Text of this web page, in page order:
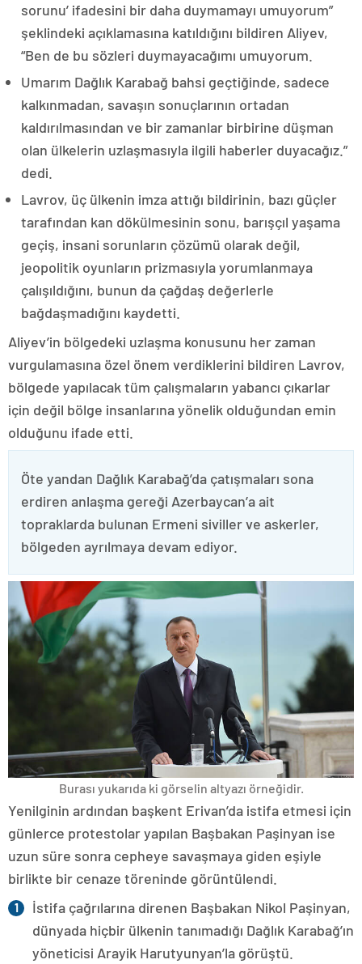
sorunu’ ifadesini bir daha duymamayı umuyorum”
şeklindeki açıklamasına katıldığını bildiren Aliyev,
“Ben de bu sözleri duymayacağımı umuyorum.
Umarım Dağlık Karabağ bahsi geçtiğinde, sadece
kalkınmadan, savaşın sonuçlarının ortadan
kaldırılmasından ve bir zamanlar birbirine düşman
olan ülkelerin uzlaşmasıyla ilgili haberler duyacağız.”
dedi.
Lavrov, üç ülkenin imza attığı bildirinin, bazı güçler
tarafından kan dökülmesinin sonu, barışçıl yaşama
geçiş, insani sorunların çözümü olarak değil,
jeopolitik oyunların prizmasıyla yorumlanmaya
çalışıldığını, bunun da çağdaş değerlerle
bağdaşmadığını kaydetti.
Aliyev’in bölgedeki uzlaşma konusunu her zaman
vurgulamasına özel önem verdiklerini bildiren Lavrov,
bölgede yapılacak tüm çalışmaların yabancı çıkarlar
için değil bölge insanlarına yönelik olduğundan emin
olduğunu ifade etti.
Öte yandan Dağlık Karabağ’da çatışmaları sona
erdiren anlaşma gereği Azerbaycan’a ait
topraklarda bulunan Ermeni siviller ve askerler,
bölgeden ayrılmaya devam ediyor.
Burası yukarıda ki görselin altyazı örneğidir.
Yenilginin ardından başkent Erivan’da istifa etmesi için
günlerce protestolar yapılan Başbakan Paşinyan ise
uzun süre sonra cepheye savaşmaya giden eşiyle
birlikte bir cenaze töreninde görüntülendi.
İstifa çağrılarına direnen Başbakan Nikol Paşinyan,
dünyada hiçbir ülkenin tanımadığı Dağlık Karabağ’ın
yöneticisi Arayik Harutyunyan’la görüştü.